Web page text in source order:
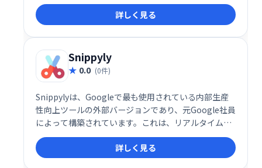
グ、製品開発、プロジェクト管理など、様々なチーム
のコミュニケーションや情報共有を効率化します。録
画したビデオやオーディオの編集も可能です。 チーム
メンバーと簡単に共有できるため、スムーズな連携を
促進します。
詳しく見る
Snippyly
0.0 (0件)
Snippylyは、Googleで最も使用されている内部生産
性向上ツールの外部バージョンであり、元Google社員
によって構築されています。これは、リアルタイムの
ビジュアルコラボレーションツールです。画面のスク
リーンショットを撮ったり、注釈を付けたり、リアル
タイムでコラボレーションしたりできます。
詳しく見る